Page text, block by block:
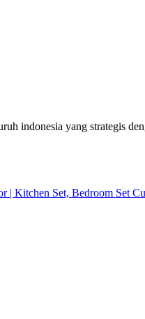
indonesia yang strategis
| Kitchen Set, Bedroom Set